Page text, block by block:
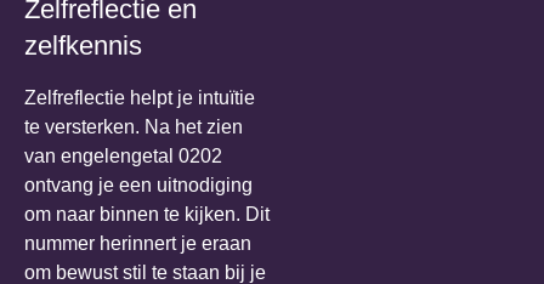
Zelfreflectie en
zelfkennis
Zelfreflectie helpt je intuïtie
te versterken. Na het zien
van engelengetal 0202
ontvang je een uitnodiging
om naar binnen te kijken. Dit
nummer herinnert je eraan
om bewust stil te staan bij je